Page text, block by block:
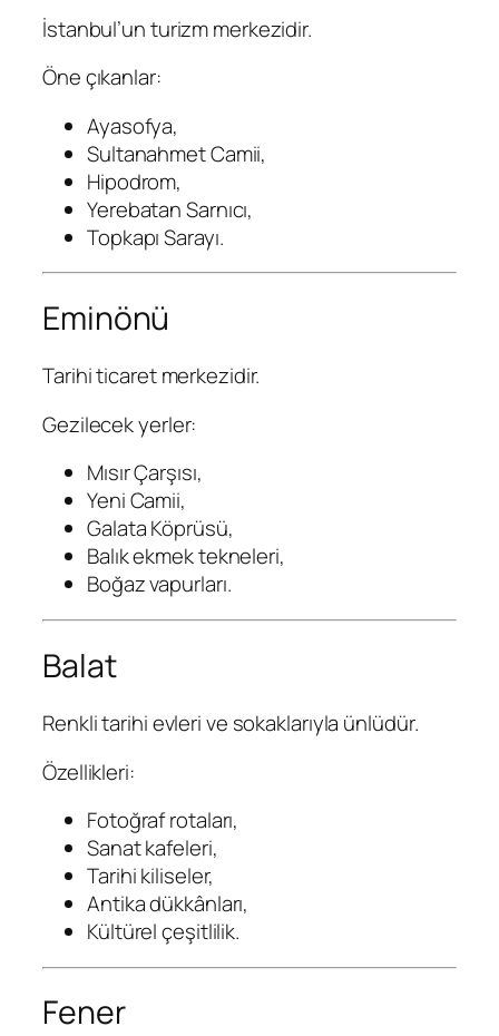
İstanbul’un turizm merkezidir.
Öne çıkanlar:
Ayasofya,
Sultanahmet Camii,
Hipodrom,
Yerebatan Sarnıcı,
Topkapı Sarayı.
Eminönü
Tarihi ticaret merkezidir.
Gezilecek yerler:
Mısır Çarşısı,
Yeni Camii,
Galata Köprüsü,
Balık ekmek tekneleri,
Boğaz vapurları.
Balat
Renkli tarihi evleri ve sokaklarıyla ünlüdür.
Özellikleri:
Fotoğraf rotaları,
Sanat kafeleri,
Tarihi kiliseler,
Antika dükkânları,
Kültürel çeşitlilik.
Fener